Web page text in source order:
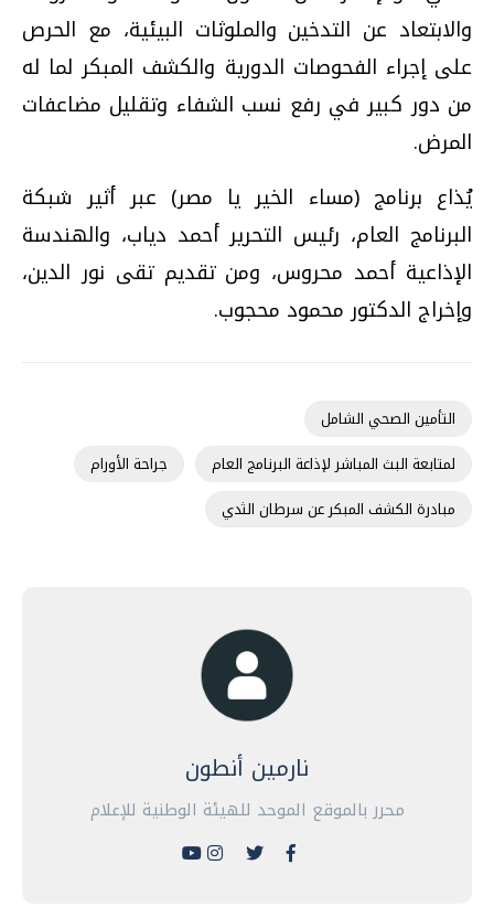
والابتعاد عن التدخين والملوثات البيئية، مع الحرص
على إجراء الفحوصات الدورية والكشف المبكر لما له
من دور كبير في رفع نسب الشفاء وتقليل مضاعفات
المرض.
يُذاع برنامج (مساء الخير يا مصر) عبر أثير شبكة
البرنامج العام، رئيس التحرير أحمد دياب، والهندسة
الإذاعية أحمد محروس، ومن تقديم تقى نور الدين،
وإخراج الدكتور محمود محجوب.
التأمين الصحي الشامل
لمتابعة البث المباشر لإذاعة البرنامج العام
جراحة الأورام
مبادرة الكشف المبكر عن سرطان الثدي
نارمين أنطون
محرر بالموقع الموحد للهيئة الوطنية للإعلام